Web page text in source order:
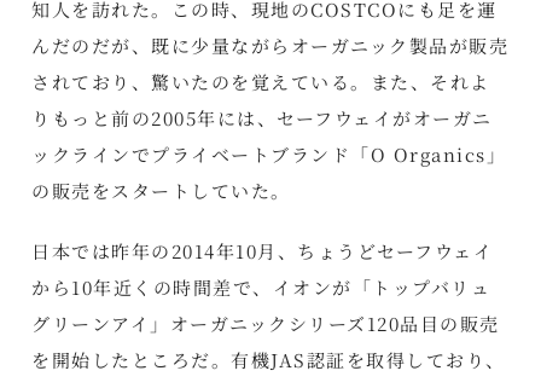
知人を訪れた。この時、現地のCOSTCOにも足を運
んだのだが、既に少量ながらオーガニック製品が販売
されており、驚いたのを覚えている。また、それよ
りもっと前の2005年には、セーフウェイがオーガニ
ックラインでプライベートブランド「O Organics」
の販売をスタートしていた。
日本では昨年の2014年10月、ちょうどセーフウェイ
から10年近くの時間差で、イオンが「トップバリュ
グリーンアイ」オーガニックシリーズ120品目の販売
を開始したところだ。有機JAS認証を取得しており、